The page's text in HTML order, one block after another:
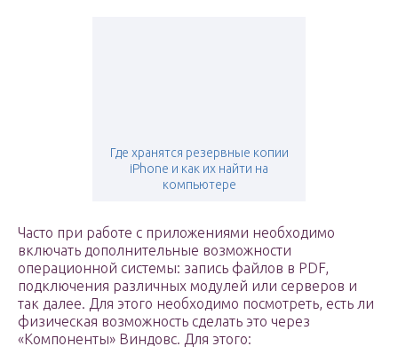
Где хранятся резервные копии
iPhone и как их найти на
компьютере
Часто при работе с приложениями необходимо
включать дополнительные возможности
операционной системы: запись файлов в PDF,
подключения различных модулей или серверов и
так далее. Для этого необходимо посмотреть, есть ли
физическая возможность сделать это через
«Компоненты» Виндовс. Для этого: